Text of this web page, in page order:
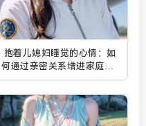
抱着儿媳妇睡觉的心情：如
何通过亲密关系增进家庭和
谐与温暖